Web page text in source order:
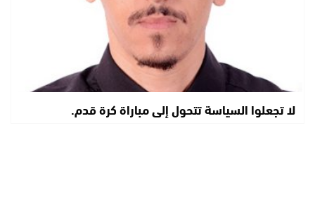
لا تجعلوا السياسة تتحول إلى مباراة كرة قدم.